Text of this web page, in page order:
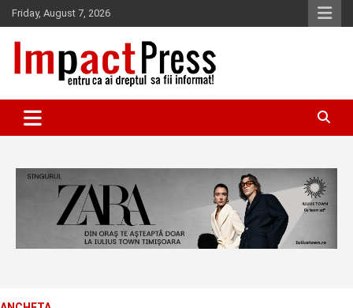
Skip
to
content
Friday, August 7, 2026
IMPACTPRESS